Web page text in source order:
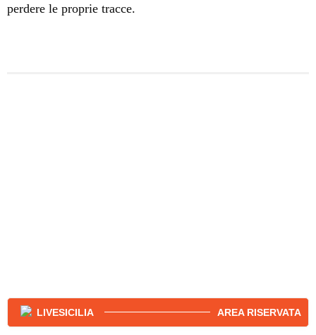
perdere le proprie tracce.
AREA RISERVATA